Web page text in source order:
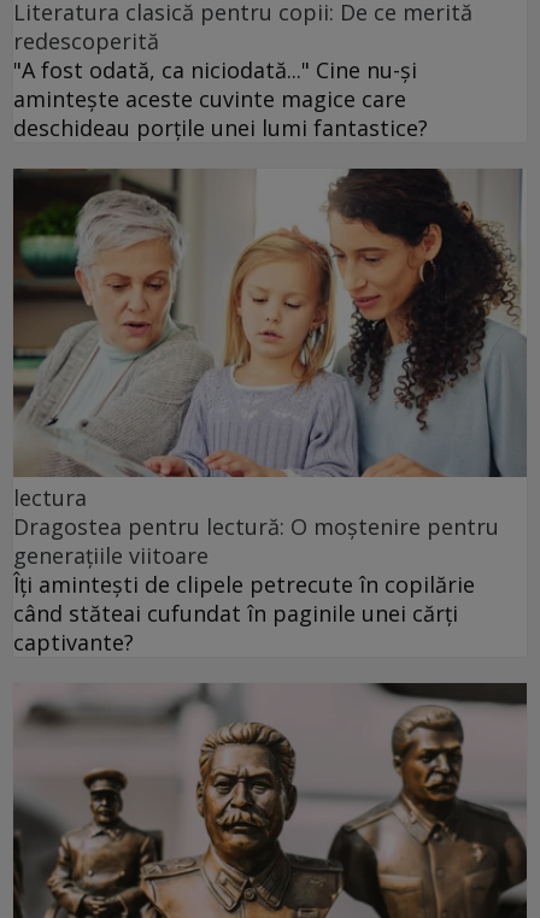
Literatura clasică pentru copii: De ce merită
redescoperită
"A fost odată, ca niciodată..." Cine nu-și
amintește aceste cuvinte magice care
deschideau porțile unei lumi fantastice?
lectura
Dragostea pentru lectură: O moștenire pentru
generațiile viitoare
Îți amintești de clipele petrecute în copilărie
când stăteai cufundat în paginile unei cărți
captivante?